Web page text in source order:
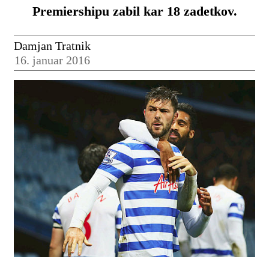
Premiershipu zabil kar 18 zadetkov.
Damjan Tratnik
16. januar 2016